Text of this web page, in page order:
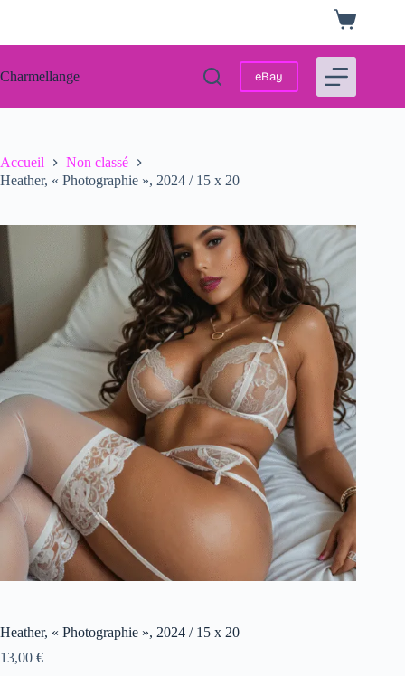
Panier
d’achat
Charmellange eBay
Accueil
Non classé
Heather, « Photographie », 2024 / 15 x 20
Heather, « Photographie », 2024 / 15 x 20
13,00 €